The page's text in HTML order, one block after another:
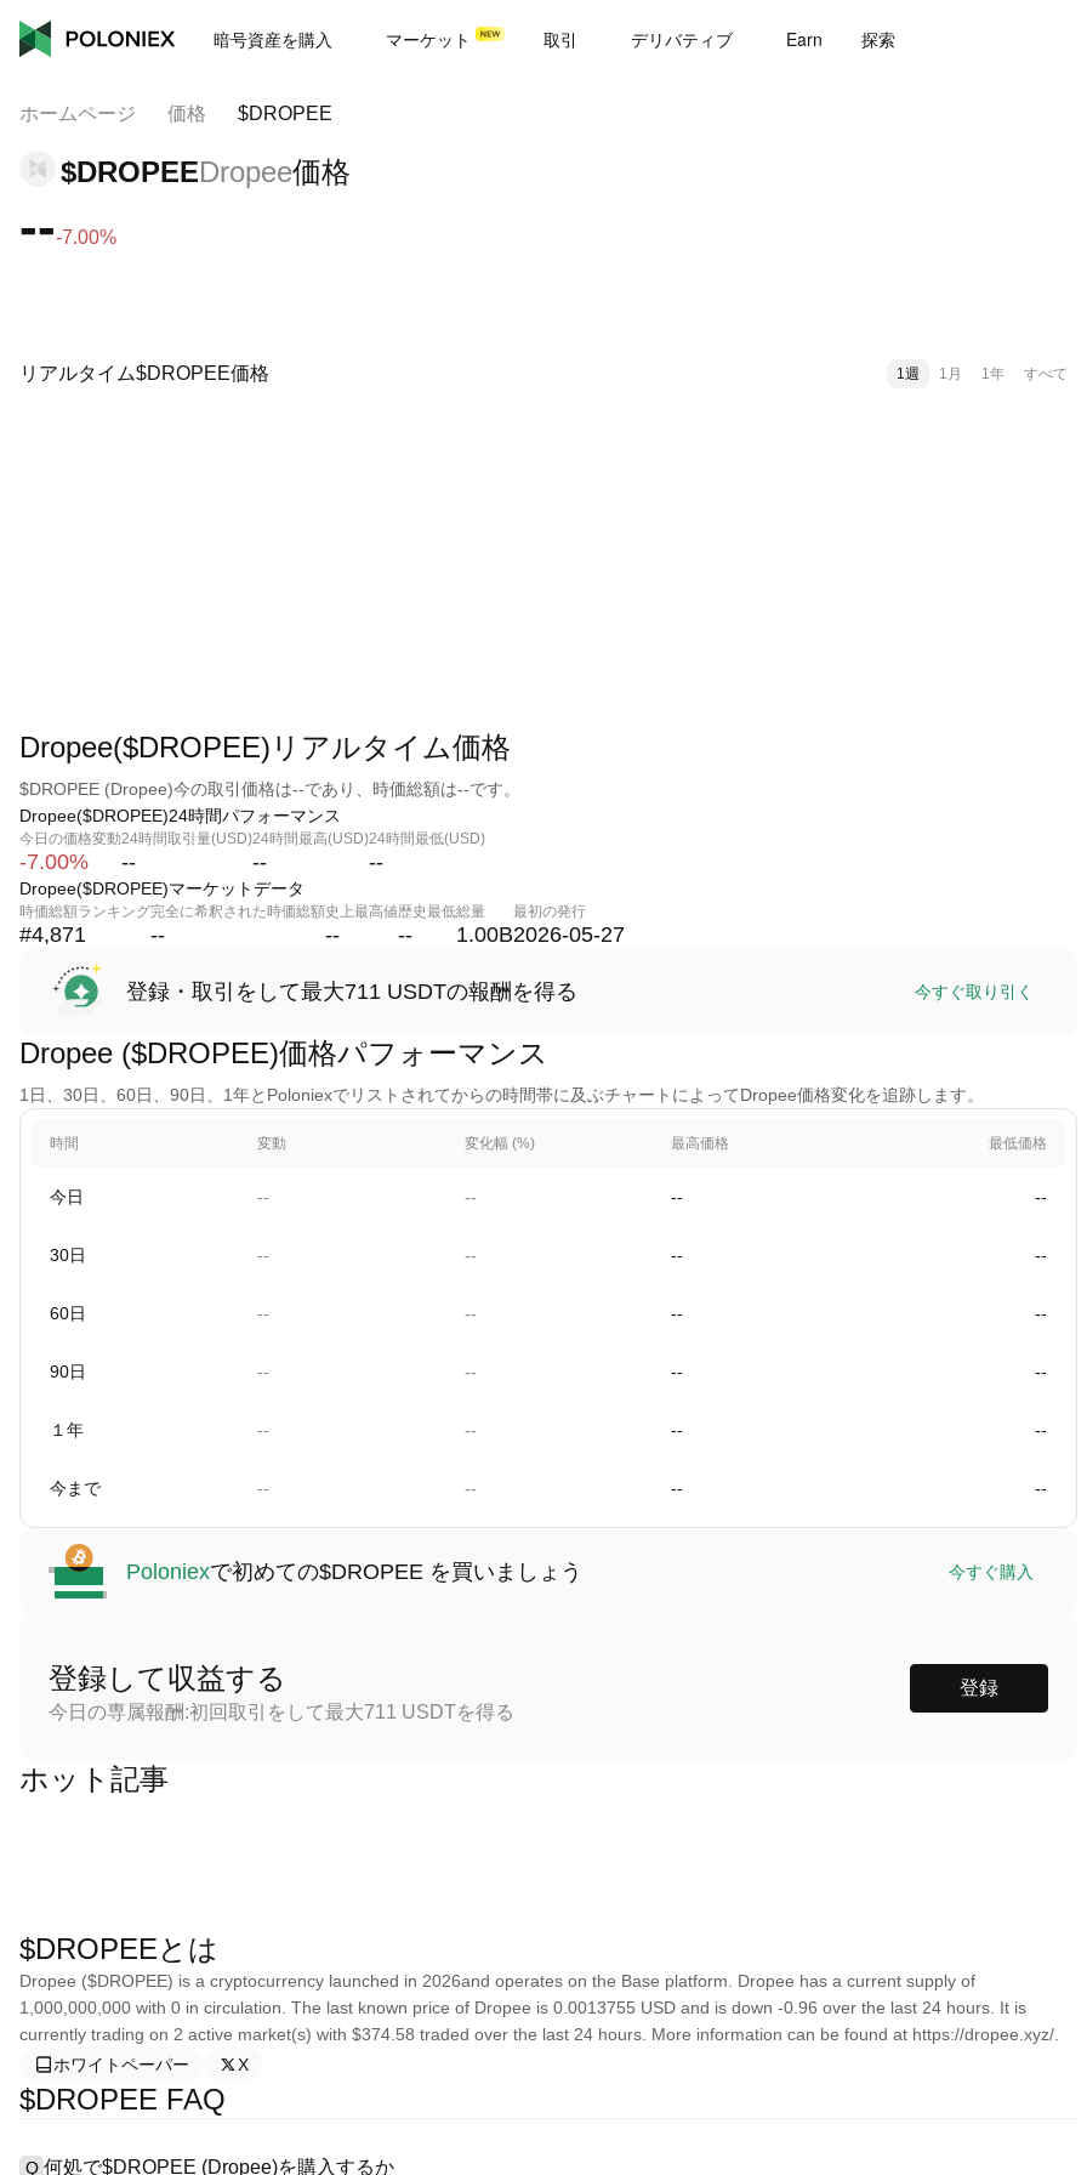
暗号資産を購入 マーケット 取引 デリバティブ Earn 探索
ホームページ 価格 $DROPEE
$DROPEEDropee価格
---7.00%
リアルタイム$DROPEE価格 1週 1月 1年 すべて
Dropee($DROPEE)リアルタイム価格
$DROPEE (Dropee)今の取引価格は--であり、時価総額は--です。
Dropee($DROPEE)24時間パフォーマンス
今日の価格変動
-7.00%
24時間取引量(USD)
--
24時間最高(USD)
--
24時間最低(USD)
--
Dropee($DROPEE)マーケットデータ
時価総額ランキング
#4,871
完全に希釈された時価総額
--
史上最高値
--
歴史最低
--
総量
1.00B
最初の発行
2026-05-27
登録・取引をして最大711 USDTの報酬を得る 今すぐ取り引く
Dropee ($DROPEE)価格パフォーマンス
1日、30日、60日、90日、1年とPoloniexでリストされてからの時間帯に及ぶチャートによってDropee価格変化を追跡します。
時間 変動 変化幅 (%) 最高価格 最低価格
今日 -- -- -- --
30日 -- -- -- --
60日 -- -- -- --
90日 -- -- -- --
１年 -- -- -- --
今まで -- -- -- --
Poloniexで初めての$DROPEE を買いましょう 今すぐ購入
登録して収益する
今日の専属報酬:初回取引をして最大711 USDTを得る
登録
ホット記事
$DROPEEとは
Dropee ($DROPEE) is a cryptocurrency launched in 2026and operates on the Base platform. Dropee has a current supply of
1,000,000,000 with 0 in circulation. The last known price of Dropee is 0.0013755 USD and is down -0.96 over the last 24 hours. It is
currently trading on 2 active market(s) with $374.58 traded over the last 24 hours. More information can be found at https://dropee.xyz/.
ホワイトペーパー
X
$DROPEE FAQ
Q 何処で$DROPEE (Dropee)を購入するか